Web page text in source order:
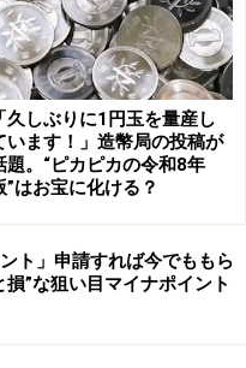
、宮崎緑（千葉商科大教
。清家氏が座長に就任し
時点ではまだ報告書は
でに主たる論点を挙げ
択肢と残された課
策として、大きくは二
「久しぶりに1円玉を量産し
います！」造幣局の投稿が
題。“ピカピカの令和8年
”はお宝に化ける？
ト」申請すれば今でももら
損”な狙い目マイナポイント